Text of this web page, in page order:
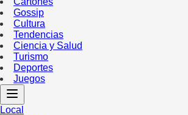
Gossip
Cultura
Tendencias
Ciencia y Salud
Turismo
Deportes
Juegos
Local